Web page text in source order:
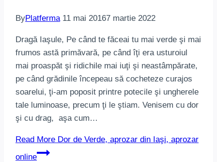
ByPlatferma 11 mai 20167 martie 2022
Dragă Iaşule, Pe când te făceai tu mai verde şi mai
frumos astă primăvară, pe când îţi era usturoiul
mai proaspăt şi ridichile mai iuţi şi neastâmpărate,
pe când grădinile începeau să cocheteze curajos
soarelui, ţi-am poposit printre potecile şi ungherele
tale luminoase, precum ţi le ştiam. Venisem cu dor
şi cu drag, aşa cum…
Read More Dor de Verde, aprozar din Iaşi, aprozar
online